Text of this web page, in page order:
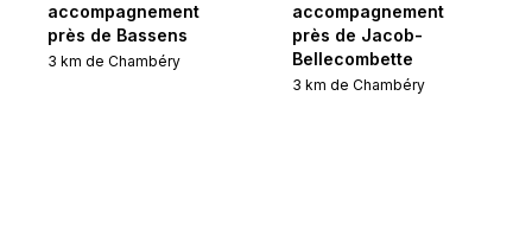
accompagnement
près de Bassens
3 km de Chambéry
accompagnement
près de Jacob-
Bellecombette
3 km de Chambéry